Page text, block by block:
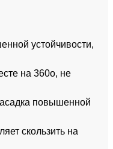
устойчивости,
на 360о, не
повышенной
скользить на